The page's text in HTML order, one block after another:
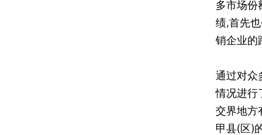
多市场份
绩,首先
销企业的
通过对众
情况进行
交界地方
甲县(区)